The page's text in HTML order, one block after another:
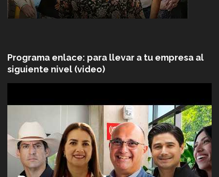
Programa enlace: para llevar a tu empresa al
siguiente nivel (video)